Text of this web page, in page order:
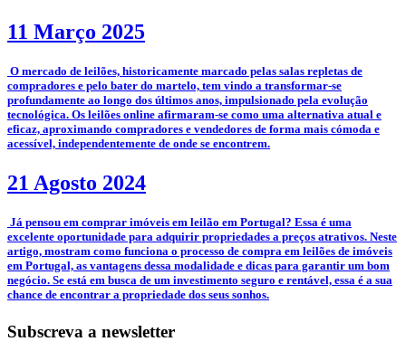
11 Março 2025
­­­­ O mercado de leilões, historicamente marcado pelas salas repletas de
compradores e pelo bater do martelo, tem vindo a transformar-se
profundamente ao longo dos últimos anos, impulsionado pela evolução
tecnológica. Os leilões online afirmaram-se como uma alternativa atual e
eficaz, aproximando compradores e vendedores de forma mais cómoda e
acessível, independentemente de onde se encontrem.
21 Agosto 2024
­ Já pensou em comprar imóveis em leilão em Portugal? Essa é uma
excelente oportunidade para adquirir propriedades a preços atrativos. Neste
artigo, mostram como funciona o processo de compra em leilões de imóveis
em Portugal, as vantagens dessa modalidade e dicas para garantir um bom
negócio. Se está em busca de um investimento seguro e rentável, essa é a sua
chance de encontrar a propriedade dos seus sonhos.
Subscreva a newsletter